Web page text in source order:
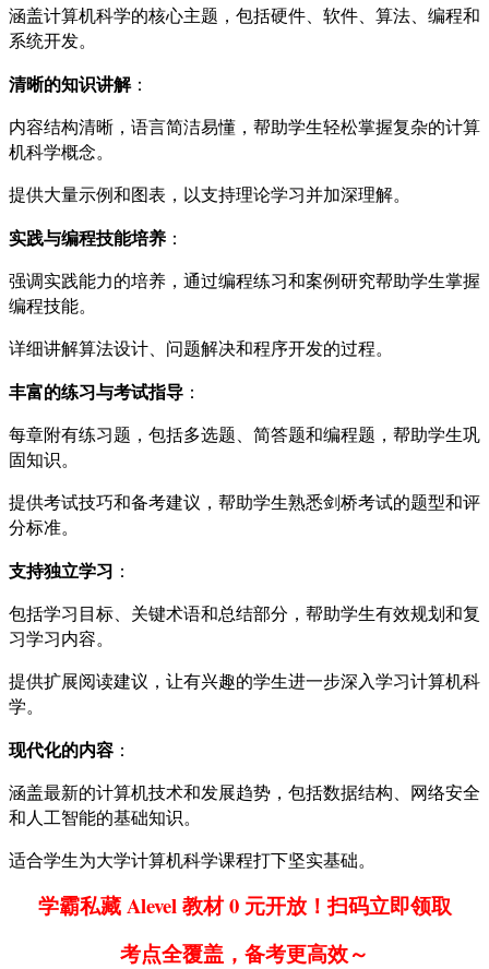
涵盖计算机科学的核心主题，包括硬件、软件、算法、编程和
系统开发。
清晰的知识讲解：
内容结构清晰，语言简洁易懂，帮助学生轻松掌握复杂的计算
机科学概念。
提供大量示例和图表，以支持理论学习并加深理解。
实践与编程技能培养 ：
强调实践能力的培养，通过编程练习和案例研究帮助学生掌握
编程技能。
详细讲解算法设计、问题解决和程序开发的过程。
丰富的练习与考试指导 ：
每章附有练习题，包括多选题、简答题和编程题，帮助学生巩
固知识。
提供考试技巧和备考建议，帮助学生熟悉剑桥考试的题型和评
分标准。
支持独立学习 ：
包括学习目标、关键术语和总结部分，帮助学生有效规划和复
习学习内容。
提供扩展阅读建议，让有兴趣的学生进一步深入学习计算机科
学。
现代化的内容 ：
涵盖最新的计算机技术和发展趋势，包括数据结构、网络安全
和人工智能的基础知识。
适合学生为大学计算机科学课程打下坚实基础。
学霸私藏 Alevel 教材 0 元开放！扫码立即领取
考点全覆盖，备考更高效～